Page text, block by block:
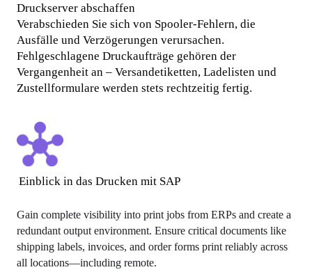
Druckserver abschaffen
Verabschieden Sie sich von Spooler-Fehlern, die
Ausfälle und Verzögerungen verursachen.
Fehlgeschlagene Druckaufträge gehören der
Vergangenheit an – Versandetiketten, Ladelisten und
Zustellformulare werden stets rechtzeitig fertig.
Einblick in das Drucken mit SAP
Gain complete visibility into print jobs from ERPs and create a
redundant output environment. Ensure critical documents like
shipping labels, invoices, and order forms print reliably across
all locations—including remote.